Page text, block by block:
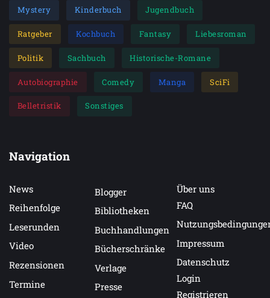
Mystery Kinderbuch Jugendbuch
Ratgeber Kochbuch Fantasy Liebesroman
Politik Sachbuch Historische-Romane
Autobiographie Comedy Manga SciFi
Belletristik Sonstiges
Navigation
News
Reihenfolge
Leserunden
Video
Rezensionen
Termine
Blogger
Bibliotheken
Buchhandlungen
Bücherschränke
Verlage
Presse
Über uns
FAQ
Impressum
Datenschutz
Login
Registrieren